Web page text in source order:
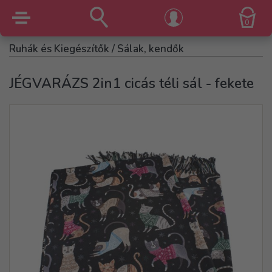
0
Ruhák és Kiegészítők / Sálak, kendők
JÉGVARÁZS 2in1 cicás téli sál - fekete